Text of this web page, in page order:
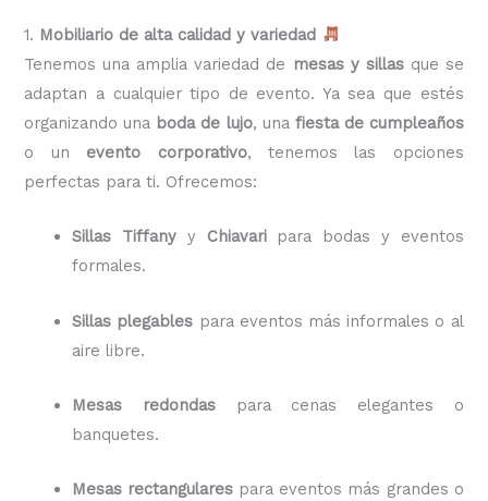
1. Mobiliario de alta calidad y variedad
Tenemos una amplia variedad de mesas y sillasque se
adaptan a cualquier tipo de evento. Ya sea que estés
organizando una boda de lujo, una fiesta de cumpleaños
o un evento corporativo, tenemos las opciones
perfectas para ti. Ofrecemos:
Sillas Tiffanyy Chiavaripara bodas y eventos
formales.
Sillas plegables para eventos más informales o al
aire libre.
Mesas redondaspara cenas elegantes o
banquetes.
Mesas rectangulares para eventos más grandes o